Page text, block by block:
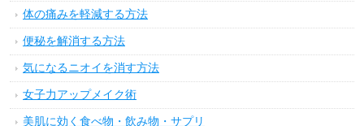
体の痛みを軽減する方法
便秘を解消する方法
気になるニオイを消す方法
女子力アップメイク術
美肌に効く食べ物・飲み物・サプリ